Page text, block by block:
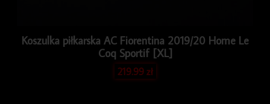
Koszulka piłkarska AC Fiorentina 2019/20 Home Le
Coq Sportif [XL]
219.99zł